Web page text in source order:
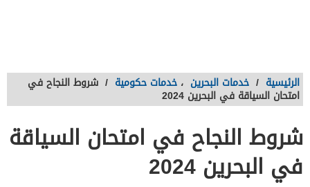
الرئيسية / خدمات البحرين ، خدمات حكومية / شروط النجاح في
امتحان السياقة في البحرين 2024
شروط النجاح في امتحان السياقة
في البحرين 2024